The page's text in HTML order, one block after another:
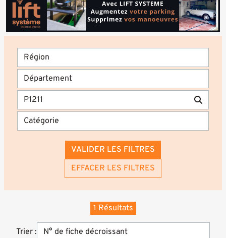
VALIDER LES FILTRES
EFFACER LES FILTRES
Trier :
1 Résultats